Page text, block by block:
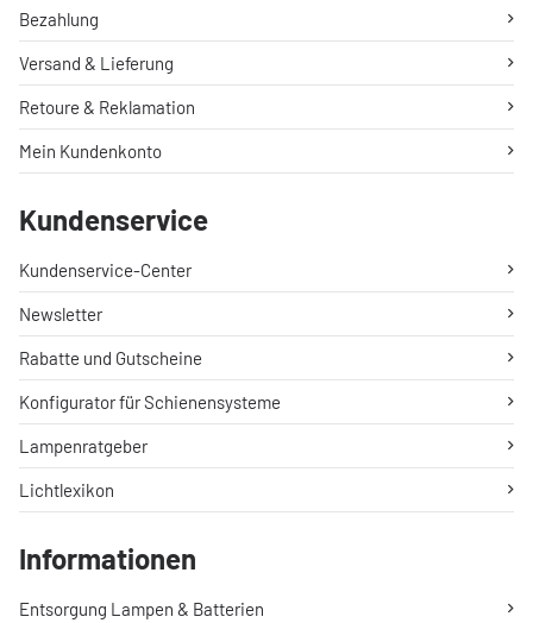
Bezahlung
Versand & Lieferung
Retoure & Reklamation
Mein Kundenkonto
Kundenservice
Kundenservice-Center
Newsletter
Rabatte und Gutscheine
Konfigurator für Schienensysteme
Lampenratgeber
Lichtlexikon
Informationen
Entsorgung Lampen & Batterien